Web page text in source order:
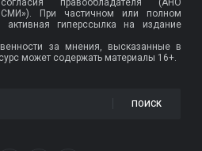
СМИ»). При частичном или полном
активная гиперссылка на издание
за мнения, высказанные в
может содержать материалы 16+.
ПОИСК